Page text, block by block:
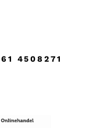
4508271